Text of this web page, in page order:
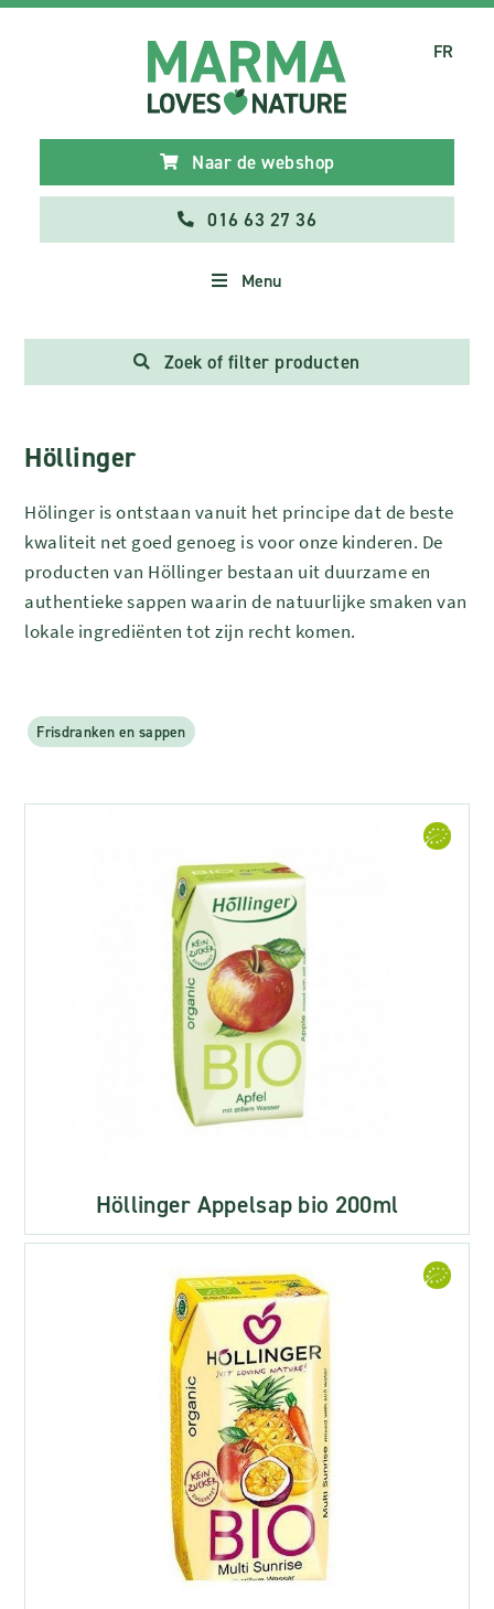
Naar de webshop
016 63 27 36
Menu
FR
Zoek of filter producten
Höllinger
Hölinger is ontstaan vanuit het principe dat de beste
kwaliteit net goed genoeg is voor onze kinderen. De
producten van Höllinger bestaan uit duurzame en
authentieke sappen waarin de natuurlijke smaken van
lokale ingrediënten tot zijn recht komen.
Frisdranken en sappen
Höllinger Appelsap bio 200ml